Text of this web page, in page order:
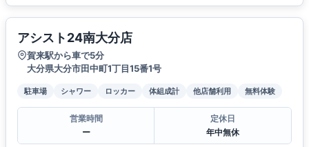
アシスト24南大分店
賀来駅から車で5分
大分県大分市田中町1丁目15番1号
駐車場 シャワー ロッカー 体組成計 他店舗利用 無料体験
営業時間
ー
定休日
年中無休